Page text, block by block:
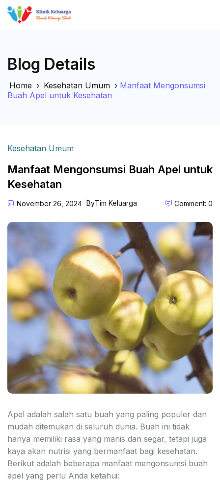
Blog Details
Home › Kesehatan Umum › Manfaat Mengonsumsi
Buah Apel untuk Kesehatan
Kesehatan Umum
Manfaat Mengonsumsi Buah Apel untuk
Kesehatan
November 26, 2024 ByTim Keluarga Comment: 0
Apel adalah salah satu buah yang paling populer dan
mudah ditemukan di seluruh dunia. Buah ini tidak
hanya memiliki rasa yang manis dan segar, tetapi juga
kaya akan nutrisi yang bermanfaat bagi kesehatan.
Berikut adalah beberapa manfaat mengonsumsi buah
apel yang perlu Anda ketahui: